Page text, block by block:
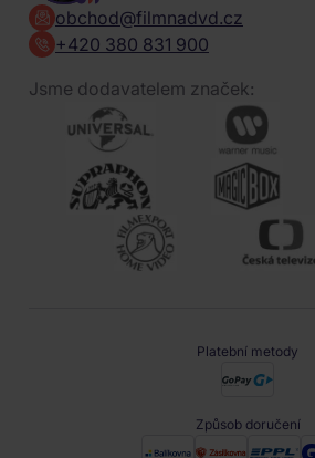
obchod@filmnadvd.cz
+420 380 831 900
Jsme dodavatelem značek:
Platební metody
Způsob doručení